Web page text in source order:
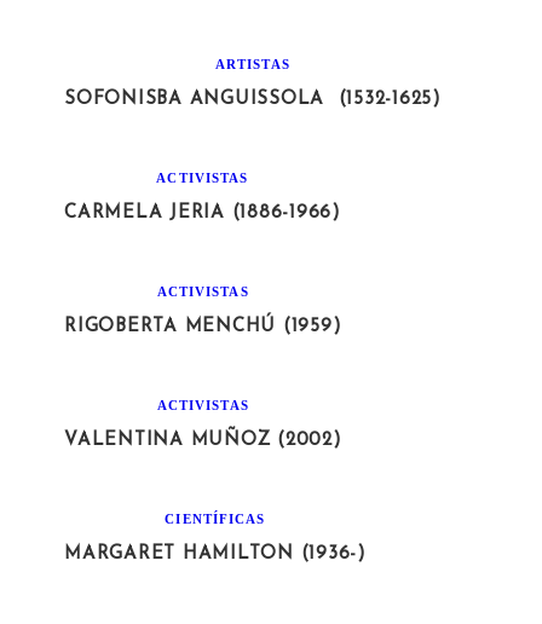
ARTISTAS
SOFONISBA ANGUISSOLA (1532-1625)
ACTIVISTAS
CARMELA JERIA (1886-1966)
ACTIVISTAS
RIGOBERTA MENCHÚ (1959)
ACTIVISTAS
VALENTINA MUÑOZ (2002)
CIENTÍFICAS
MARGARET HAMILTON (1936-)